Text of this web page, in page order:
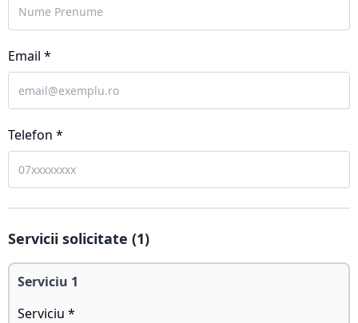
Email *
Telefon *
Servicii solicitate (1)
Serviciu 1
Serviciu *